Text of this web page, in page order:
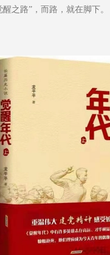
之路”，而路，就在脚下。